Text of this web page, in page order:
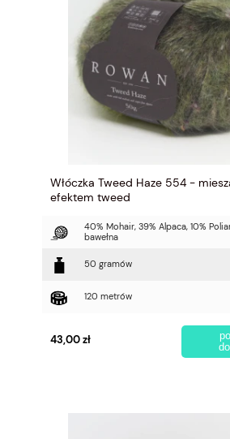
Włóczka Tweed Haze 554 -
efektem tweed
40% Mohair, 39% Alpaca, 10%
bawełna
50 gramów
120 metrów
43,00 zł